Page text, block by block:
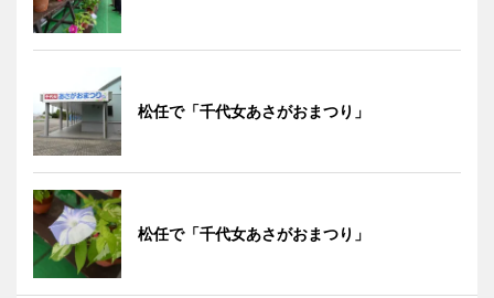
松任で「千代女あさがおまつり」
松任で「千代女あさがおまつり」